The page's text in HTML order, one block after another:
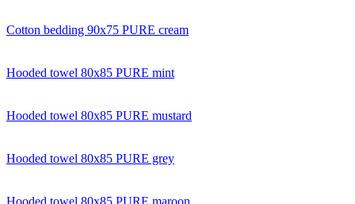
Cotton bedding 90x75 PURE cream
Hooded towel 80x85 PURE mint
Hooded towel 80x85 PURE mustard
Hooded towel 80x85 PURE grey
Hooded towel 80x85 PURE maroon